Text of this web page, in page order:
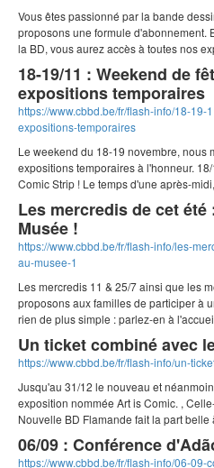
Vous êtes passionné par la bande
proposons une formule d'abonnement.
la BD, vous aurez accès à toutes nos
18-19/11 : Weekend de
expositions temporaires
https://www.cbbd.be/fr/flash-info/18-
expositions-temporaires
Le weekend du 18-19 novembre, nous
expositions temporaires à l'honneur.
Comic Strip ! Le temps d'une après-
Les mercredis de cet
Musée !
https://www.cbbd.be/fr/flash-info/les-
au-musee-1
Les mercredis 11 & 25/7 ainsi que les
proposons aux familles de participer à
rien de plus simple : parlez-en à
Un ticket combiné avec
https://www.cbbd.be/fr/flash-info/un-
Jusqu'au 31/12 le nouveau et
exposition nommée Art is Comic. ,
Nouvelle BD Flamande fait la part
06/09 : Conférence
https://www.cbbd.be/fr/flash-info/06-